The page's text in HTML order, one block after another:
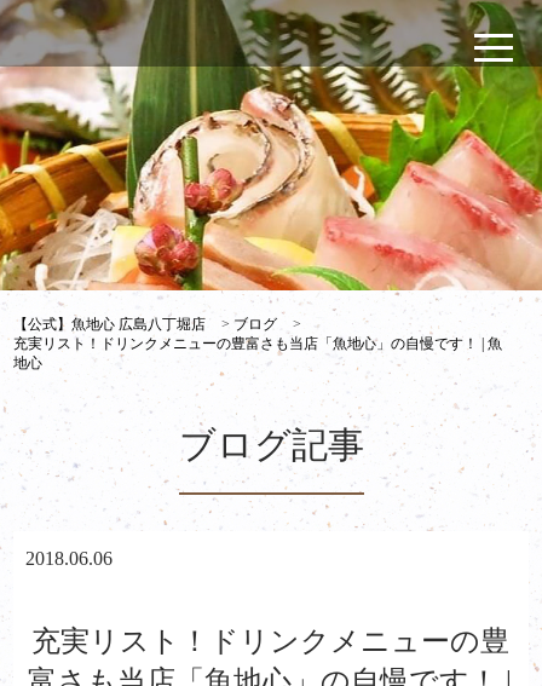
【公式】魚地心 広島八丁堀店 > ブログ
>
充実リスト！ドリンクメニューの豊富さも当店「魚地心」の自慢です！ | 魚
地心
ブログ記事
2018.06.06
充実リスト！ドリンクメニューの豊